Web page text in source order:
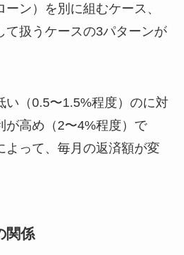
ン）を別に組むケース、
て扱うケースの3パターンが
い（0.5〜1.5%程度）のに対
が高め（2〜4%程度）で
よって、毎月の返済額が変
関係